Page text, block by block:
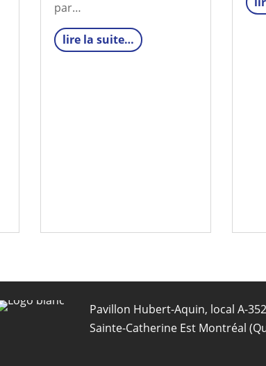
par…
lire la suite…
Pavillon Hubert-Aquin, local A-
Sainte-Catherine Est Montréal